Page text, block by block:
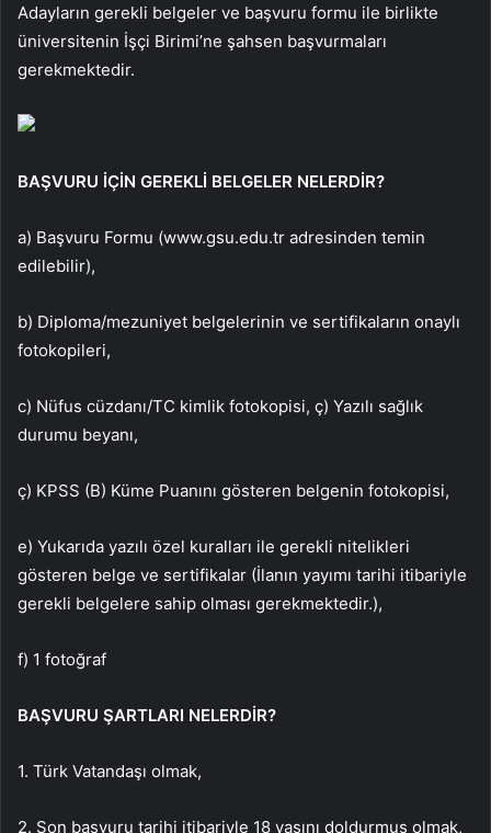
Adayların gerekli belgeler ve başvuru formu ile birlikte
üniversitenin İşçi Birimi’ne şahsen başvurmaları
gerekmektedir.
BAŞVURU İÇİN GEREKLİ BELGELER NELERDİR?
a) Başvuru Formu (www.gsu.edu.tr adresinden temin
edilebilir),
b) Diploma/mezuniyet belgelerinin ve sertifikaların onaylı
fotokopileri,
c) Nüfus cüzdanı/TC kimlik fotokopisi, ç) Yazılı sağlık
durumu beyanı,
ç) KPSS (B) Küme Puanını gösteren belgenin fotokopisi,
e) Yukarıda yazılı özel kuralları ile gerekli nitelikleri
gösteren belge ve sertifikalar (İlanın yayımı tarihi itibariyle
gerekli belgelere sahip olması gerekmektedir.),
f) 1 fotoğraf
BAŞVURU ŞARTLARI NELERDİR?
1. Türk Vatandaşı olmak,
2. Son başvuru tarihi itibariyle 18 yaşını doldurmuş olmak,